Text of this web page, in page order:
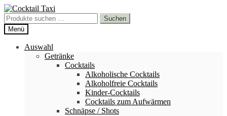
Zur
Navigation
springen
Zum
Inhalt
springen
Suchen
nach:
Suchen
Menü
Auswahl
Getränke
Cocktails
Alkoholische Cocktails
Alkoholfreie Cocktails
Kinder-Cocktails
Cocktails zum Aufwärmen
Schnäpse / Shots